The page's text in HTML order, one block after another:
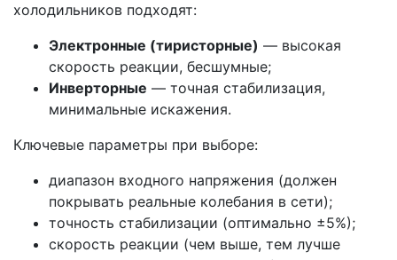
холодильников подходят:
Электронные (тиристорные) — высокая
скорость реакции, бесшумные;
Инверторные — точная стабилизация,
минимальные искажения.
Ключевые параметры при выборе:
диапазон входного напряжения (должен
покрывать реальные колебания в сети);
точность стабилизации (оптимально ±5%);
скорость реакции (чем выше, тем лучше